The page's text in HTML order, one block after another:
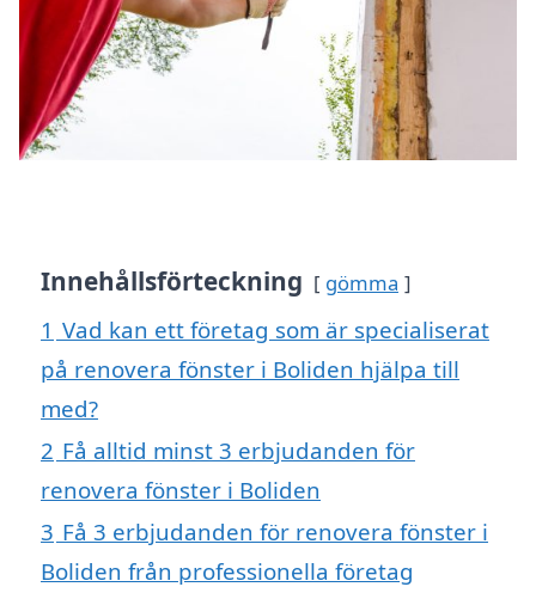
Innehållsförteckning gömma
1 Vad kan ett företag som är specialiserat
på renovera fönster i Boliden hjälpa till
med?
2 Få alltid minst 3 erbjudanden för
renovera fönster i Boliden
3 Få 3 erbjudanden för renovera fönster i
Boliden från professionella företag